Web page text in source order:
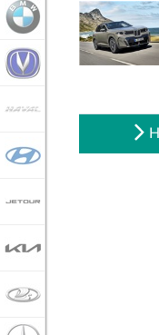
BMW
CHANGAN
HYUNDAI